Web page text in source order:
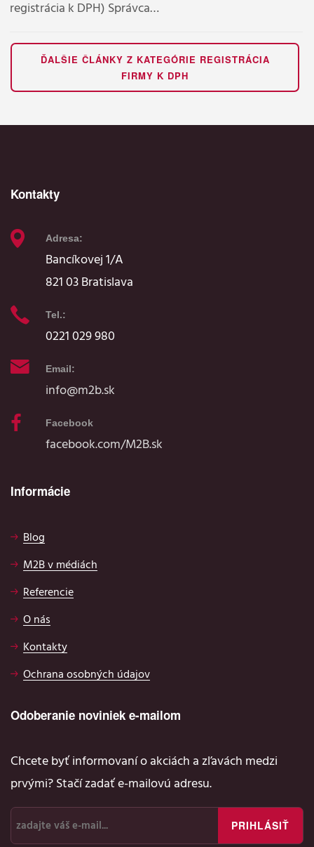
registrácia k DPH) Správca…
ĎALŠIE ČLÁNKY Z KATEGÓRIE REGISTRÁCIA
FIRMY K DPH
Kontakty
Adresa:
Bancíkovej 1/A
821 03 Bratislava
Tel.:
0221 029 980
Email:
info@m2b.sk
Facebook
facebook.com/M2B.sk
Informácie
Blog
M2B v médiách
Referencie
O nás
Kontakty
Ochrana osobných údajov
Odoberanie noviniek e-mailom
Chcete byť informovaní o akciách a zľavách medzi
prvými? Stačí zadať e-mailovú adresu.